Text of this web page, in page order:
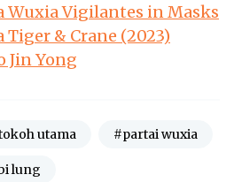
Wuxia Vigilantes in Masks
Tiger & Crane (2023)
Jin Yong
utama #partai wuxia
lung